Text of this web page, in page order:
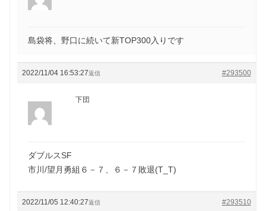
島袋将、野口に続いて新TOP300入りです
2022/11/04 16:53:27 #293500
返信
下団
ダブルスSF
市川/望月勇組６－７、６－７敗退(T_T)
2022/11/05 12:40:27 #293510
返信